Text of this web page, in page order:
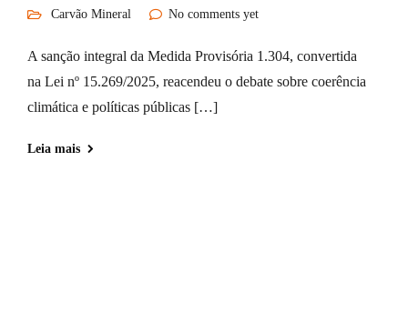
Carvão Mineral
No comments yet
A sanção integral da Medida Provisória 1.304, convertida
na Lei nº 15.269/2025, reacendeu o debate sobre coerência
climática e políticas públicas […]
Leia mais